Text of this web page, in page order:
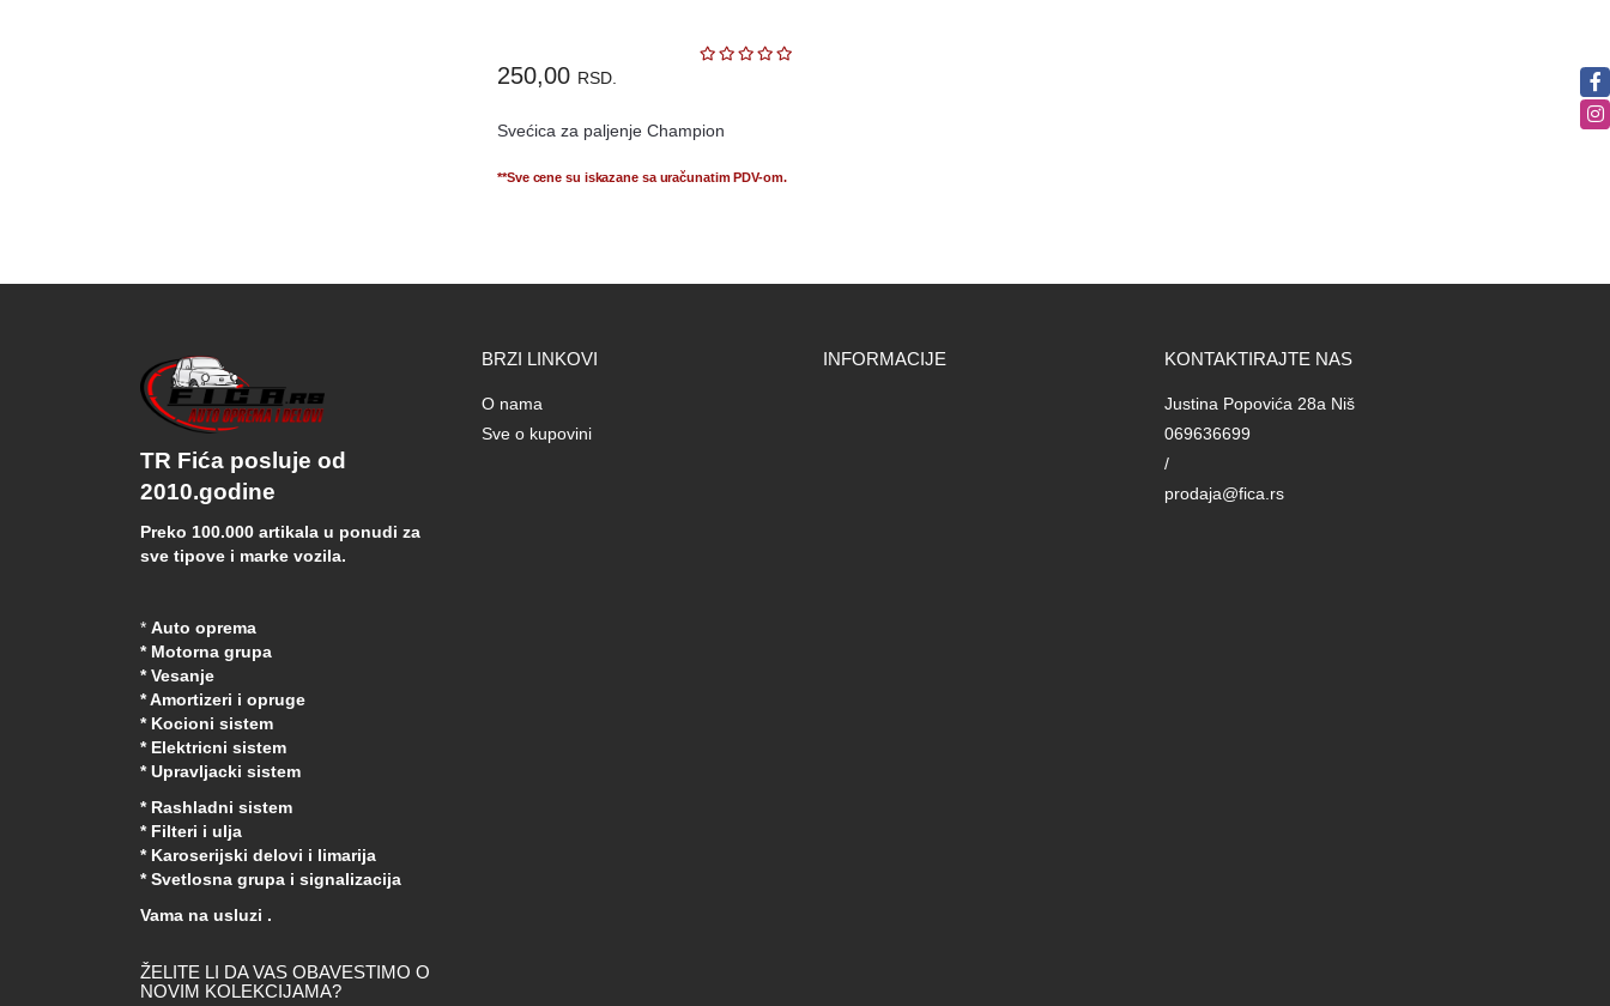
250,00 RSD.
Svećica za paljenje Champion
**Sve cene su iskazane sa uračunatim PDV-om.
TR Fića posluje od
2010.godine
Preko 100.000 artikala u ponudi za
sve tipove i marke vozila.
* Auto oprema
* Motorna grupa
* Vesanje
* Amortizeri i opruge
* Kocioni sistem
* Elektricni sistem
* Upravljacki sistem
* Rashladni sistem
* Filteri i ulja
* Karoserijski delovi i limarija
* Svetlosna grupa i signalizacija
Vama na usluzi .
BRZI LINKOVI
O nama
Sve o kupovini
INFORMACIJE KONTAKTIRAJTE NAS
Justina Popovića 28a Niš
069636699
/
prodaja@fica.rs
ŽELITE LI DA VAS OBAVESTIMO O
NOVIM KOLEKCIJAMA?